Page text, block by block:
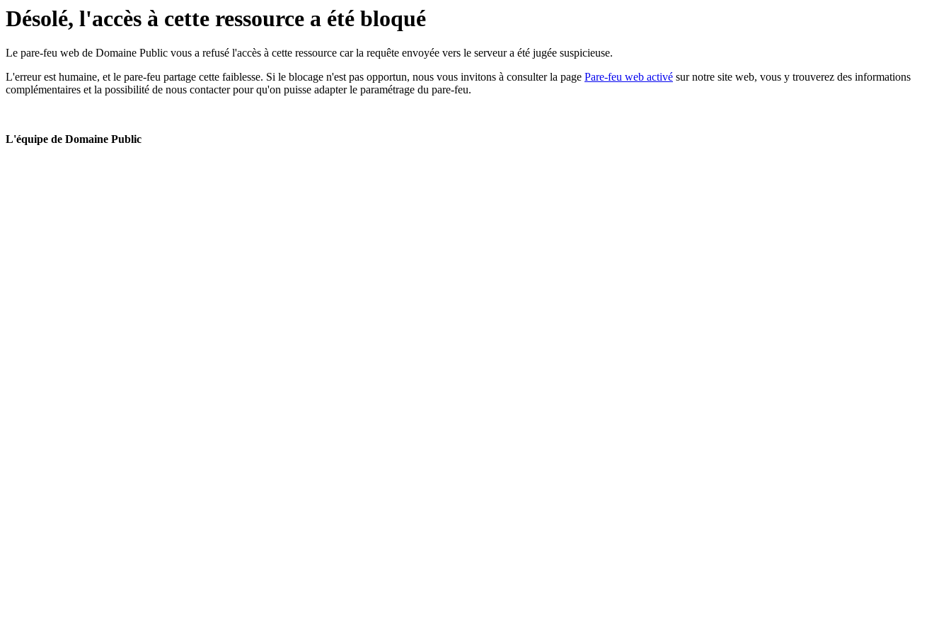
Désolé, l'accès à cette ressource a été bloqué
Le pare-feu web de Domaine Public vous a refusé l'accès à cette ressource car la requête envoyée vers le serveur a été jugée suspicieuse.
L'erreur est humaine, et le pare-feu partage cette faiblesse. Si le blocage n'est pas opportun, nous vous invitons à consulter la page Pare-feu web activé sur notre site web, vous y trouverez des informations
complémentaires et la possibilité de nous contacter pour qu'on puisse adapter le paramétrage du pare-feu.
L'équipe de Domaine Public